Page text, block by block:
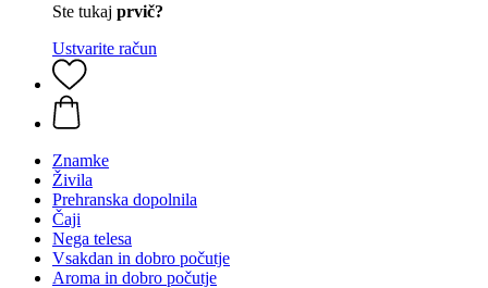
Ste tukaj prvič?
Ustvarite račun
Znamke
Živila
Prehranska dopolnila
Čaji
Nega telesa
Vsakdan in dobro počutje
Aroma in dobro počutje